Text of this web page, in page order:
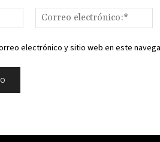
Nombre:*
electrónico y sitio web en este